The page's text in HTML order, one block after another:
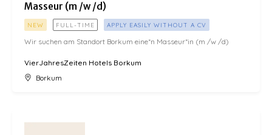
Masseur (m /w /d)
NEW FULL-TIME APPLY EASILY WITHOUT A CV
Wir suchen am Standort Borkum eine*n Masseur*in (m /w /d)
VierJahresZeiten Hotels Borkum
Borkum